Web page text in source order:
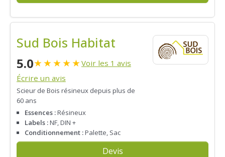
Sud Bois Habitat
5.0★★★★★Voir les 1 avis
Écrire un avis
Scieur de Bois résineux depuis plus de
60 ans
Essences :Résineux
Labels :NF, DIN +
Conditionnement :Palette, Sac
Devis